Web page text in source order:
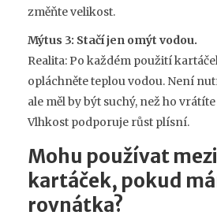
změňte velikost.
Mýtus 3: Stačí jen omýt vodou.
Realita: Po každém použití
opláchněte teplou vodou. Není
ale měl by být suchý, než ho
Vlhkost podporuje růst plísní.
Mohu používat
kartáček, pokud
rovnátka?